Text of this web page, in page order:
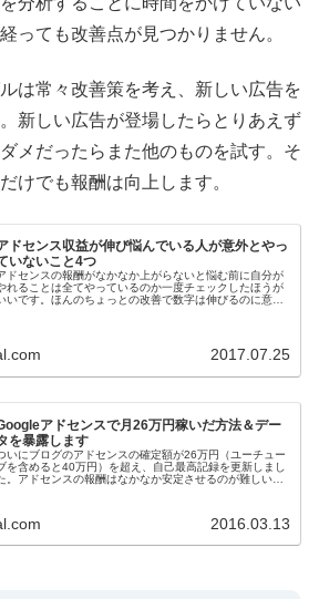
っても改善点が見つかりません。
は常々改善策を考え、新しい広告を
新しい広告が登場したらとりあえず
メだったらまた他のものを試す。そ
けでも報酬は向上します。
ドセンス収益が伸び悩んでいる人が意外とやっ
いないこと4つ
ドセンスの報酬がなかなか上がらないと悩む前に自分が
れることは全てやっているのか一度チェックしたほうが
いです。ほんのちょっとの改善で数字は伸びるのに意外
2017.07.25
アドセンスで月26万円稼いだ方法＆デー
を暴露します
いにブログのアドセンスの確定額が26万円（ユーチュー
を含めると40万円）を超え、自己最高記録を更新しまし
。アドセンスの報酬はなかなか安定させるのが難しいで
2016.03.13